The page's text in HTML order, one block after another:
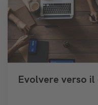
Evolvere verso